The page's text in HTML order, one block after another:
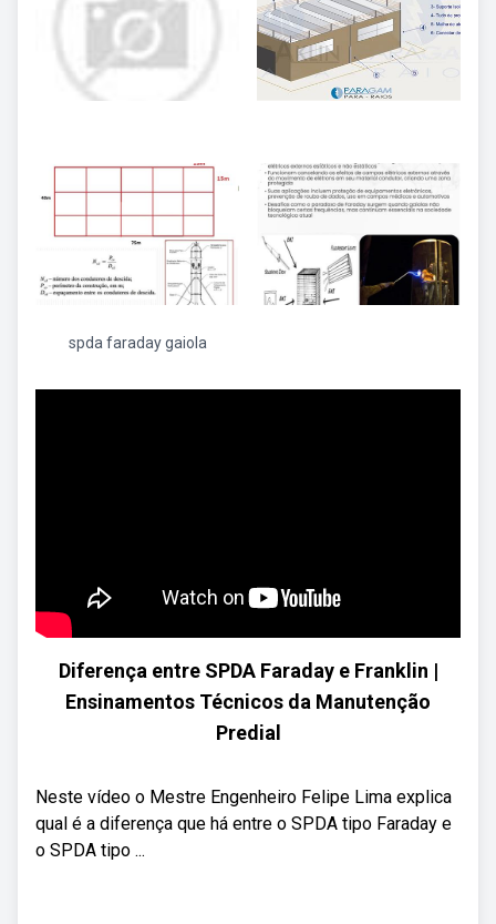
spda faraday gaiola
Diferença entre SPDA Faraday e Franklin |
Ensinamentos Técnicos da Manutenção
Predial
Neste vídeo o Mestre Engenheiro Felipe Lima explica
qual é a diferença que há entre o SPDA tipo Faraday e
o SPDA tipo ...